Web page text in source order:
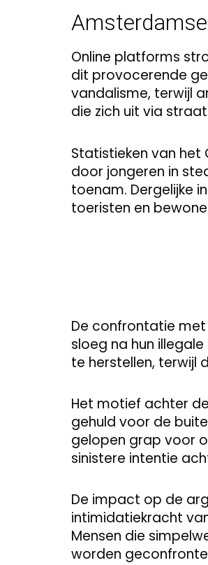
Online platforms
dit provocerende
vandalisme, terwijl
die zich uit via
Statistieken van
door jongeren in
toenam. Dergelijke
toeristen en
De confrontatie
sloeg na hun
te herstellen, terwijl
Het motief achter
gehuld voor de
gelopen grap voor
sinistere intentie
De impact op de
intimidatiekracht
Mensen die
worden